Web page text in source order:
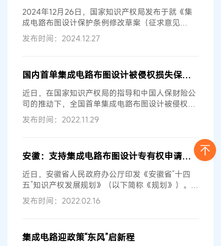
2024年12月26日，国家知识产权局发布于就《集
成电路布图设计保护条例修改草案（征求意见
稿）》公开征求意见的通知。
发布时间：2024.12.27
国内首单集成电路布图设计被侵权损失保险落地无锡
近日，在国家知识产权局的指导和中国人保财险公
司的推动下，全国首单集成电路布图设计被侵权损
失保险落地无锡。该险种由中国人保...
发布时间：2022.11.29
安徽：支持集成电路布图设计专有权申请登记！
近日，安徽省人民政府办公厅印发《安徽省“十四
五”知识产权发展规划》（以下简称《规划》）。
《规划》提出，到2025年，创新型知...
发布时间：2022.02.16
集成电路迎政策“东风”启新程